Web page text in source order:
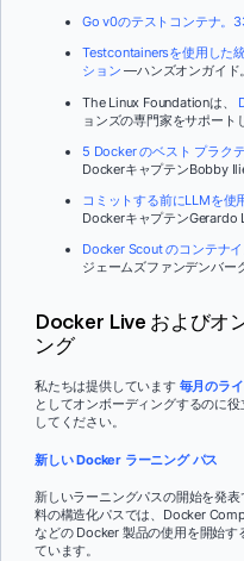
Go v0のテストコンテナ。
Testcontainersを使用した
ション —ハンズオンガイド。
The Linux Foundationは、
ョンズの専門家をサポート
5 Docker のベスト プラク
DockerキャプテンBobby
コミットする前にLLMを使
DockerキャプテンGerardo
Docker Scout のコンテナ
ジェームズファンデンバー
Docker Live およびオ
ング
私たちは提供しています 毎月のラ
としてオンボーディングするのに
してください。
新しい Docker ラーニング パス
新しいラーニングパスの開始を発
料の構造化パスでは、Docker
などの Docker 製品の使用を開始す
ています。